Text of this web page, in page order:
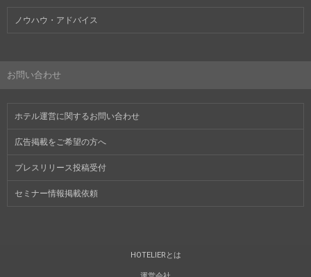
ノウハウ・アドバイス
お問い合わせ
ホテル運営に関するお問い合わせ
広告掲載をご希望の方へ
プレスリリース投稿受付
セミナー情報掲載依頼
HOTELIERとは